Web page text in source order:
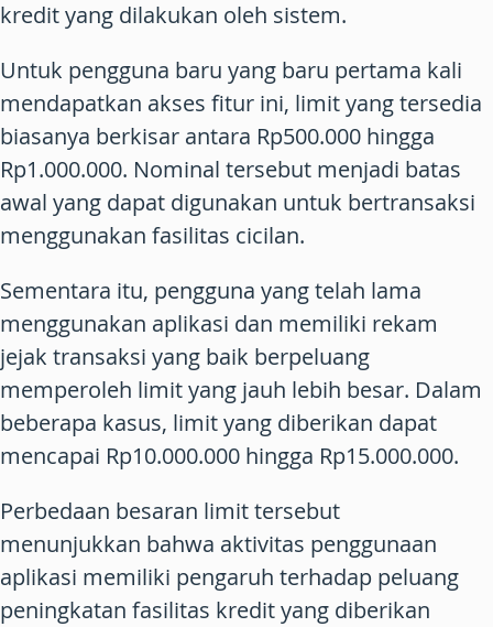
kredit yang dilakukan oleh sistem.
Untuk pengguna baru yang baru pertama kali
mendapatkan akses fitur ini, limit yang tersedia
biasanya berkisar antara Rp500.000 hingga
Rp1.000.000. Nominal tersebut menjadi batas
awal yang dapat digunakan untuk bertransaksi
menggunakan fasilitas cicilan.
Sementara itu, pengguna yang telah lama
menggunakan aplikasi dan memiliki rekam
jejak transaksi yang baik berpeluang
memperoleh limit yang jauh lebih besar. Dalam
beberapa kasus, limit yang diberikan dapat
mencapai Rp10.000.000 hingga Rp15.000.000.
Perbedaan besaran limit tersebut
menunjukkan bahwa aktivitas penggunaan
aplikasi memiliki pengaruh terhadap peluang
peningkatan fasilitas kredit yang diberikan